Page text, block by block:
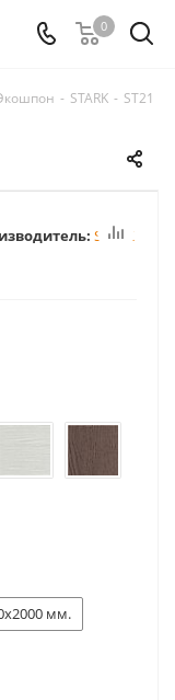
0
- STARK - ST21
STARK
мм.